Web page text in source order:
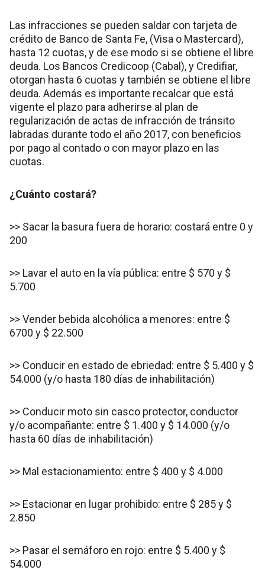
Las infracciones se pueden saldar con tarjeta de
crédito de Banco de Santa Fe, (Visa o Mastercard),
hasta 12 cuotas, y de ese modo si se obtiene el libre
deuda. Los Bancos Credicoop (Cabal), y Credifiar,
otorgan hasta 6 cuotas y también se obtiene el libre
deuda. Además es importante recalcar que está
vigente el plazo para adherirse al plan de
regularización de actas de infracción de tránsito
labradas durante todo el año 2017, con beneficios
por pago al contado o con mayor plazo en las
cuotas.
¿Cuánto costará?
>> Sacar la basura fuera de horario: costará entre 0 y
200
>> Lavar el auto en la vía pública: entre $ 570 y $
5.700
>> Vender bebida alcohólica a menores: entre $
6700 y $ 22.500
>> Conducir en estado de ebriedad: entre $ 5.400 y $
54.000 (y/o hasta 180 días de inhabilitación)
>> Conducir moto sin casco protector, conductor
y/o acompañante: entre $ 1.400 y $ 14.000 (y/o
hasta 60 días de inhabilitación)
>> Mal estacionamiento: entre $ 400 y $ 4.000
>> Estacionar en lugar prohibido: entre $ 285 y $
2.850
>> Pasar el semáforo en rojo: entre $ 5.400 y $
54.000